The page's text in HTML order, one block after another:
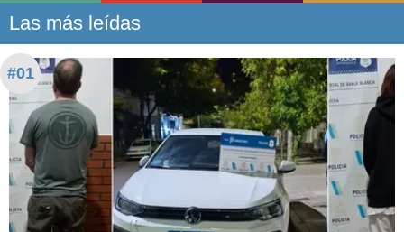
Las más leídas
#01